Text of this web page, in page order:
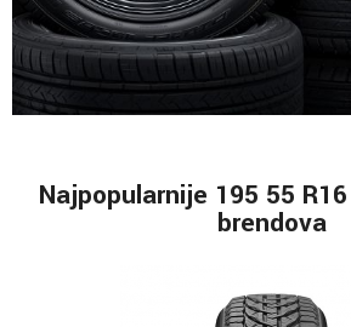
Najpopularnije 195 55
brendova